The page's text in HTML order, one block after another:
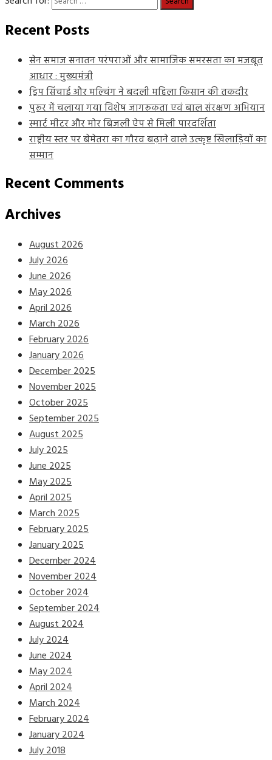
Recent Posts
सेन समाज सनातन परंपराओं और सामाजिक समरसता का मजबूत
आधार : मुख्यमंत्री
ड्रिप सिंचाई और मल्चिंग ने बदली महिला किसान की तकदीर
पुरूर में चलाया गया विशेष जागरूकता एवं बाल संरक्षण अभियान
स्मार्ट मीटर और मोर बिजली ऐप से मिली पारदर्शिता
राष्ट्रीय स्तर पर बेमेतरा का गौरव बढ़ाने वाले उत्कृष्ट खिलाड़ियों का
सम्मान
Recent Comments
Archives
August 2026
July 2026
June 2026
May 2026
April 2026
March 2026
February 2026
January 2026
December 2025
November 2025
October 2025
September 2025
August 2025
July 2025
June 2025
May 2025
April 2025
March 2025
February 2025
January 2025
December 2024
November 2024
October 2024
September 2024
August 2024
July 2024
June 2024
May 2024
April 2024
March 2024
February 2024
January 2024
July 2018